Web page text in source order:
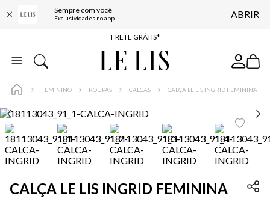
Sempre com você
Exclusividades no app ABRIR
ENTREGA EXPRESSA*
FRETE GRÁTIS*
BAIXE O APP
FEMININO ROUPAS CALÇAS CALÇA LE LIS INGRID FEMININA
CALÇA LE LIS INGRID FEMININA